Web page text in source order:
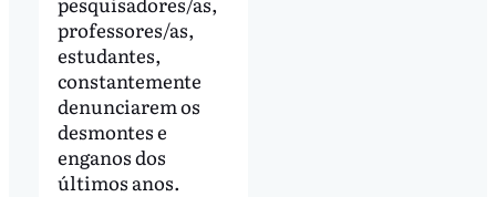
professores/as,
estudantes,
constantemente
denunciarem os
desmontes e
enganos dos
últimos anos.